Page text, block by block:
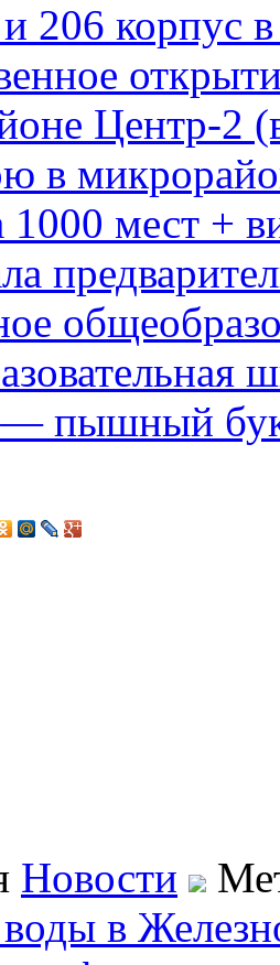
206 корпус
Центр-2
в
1000 мест +
пышный
Новости
воды в